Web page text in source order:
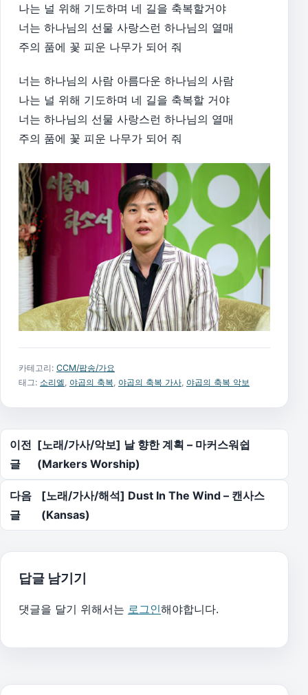
나는 널 위해 기도하며 네 길을 축복할거야
너는 하나님의 선물 사랑스런 하나님의 열매
주의 품에 꽃 피운 나무가 되어 줘
너는 하나님의 사람 아름다운 하나님의 사람
나는 널 위해 기도하며 네 길을 축복할 거야
너는 하나님의 선물 사랑스런 하나님의 열매
주의 품에 꽃 피운 나무가 되어 줘
카테고리: CCM/팝송/가요
태그: 소리엘 야곱의 축복 야곱의 축복 가사 야곱의 축복 악보
글 탐색
이전
글
[노래/가사/악보] 날 향한 계획 – 마커스워쉽
(Markers Worship)
다음
글
[노래/가사/해석] Dust In The Wind – 캔사스
(Kansas)
답글 남기기
댓글을 달기 위해서는 로그인해야합니다.